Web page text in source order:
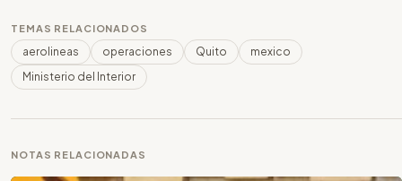
TEMAS RELACIONADOS
aerolineas operaciones Quito
mexico
Ministerio del Interior
NOTAS RELACIONADAS